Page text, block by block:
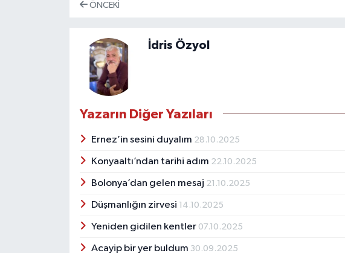
ÖNCEKI
İdris Özyol
Yazarın Diğer Yazıları
Ernez’in sesini duyalım 28.10.2025
Konyaaltı’ndan tarihi adım 22.10.2025
Bolonya’dan gelen mesaj 21.10.2025
Düşmanlığın zirvesi 14.10.2025
Yeniden gidilen kentler 07.10.2025
Acayip bir yer buldum 30.09.2025